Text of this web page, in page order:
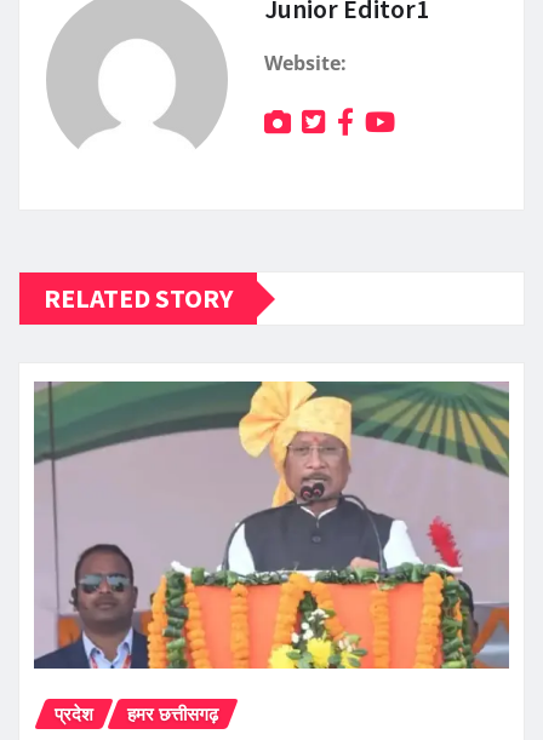
Junior Editor1
Website:
RELATED STORY
प्रदेश हमर छत्तीसगढ़